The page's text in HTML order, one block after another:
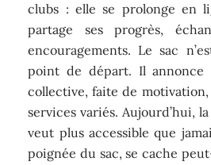
clubs : elle se prolonge en
partage ses progrès,
encouragements. Le sac
point de départ. Il annonce
collective, faite de motivation,
services variés. Aujourd’hui,
veut plus accessible que
poignée du sac, se cache